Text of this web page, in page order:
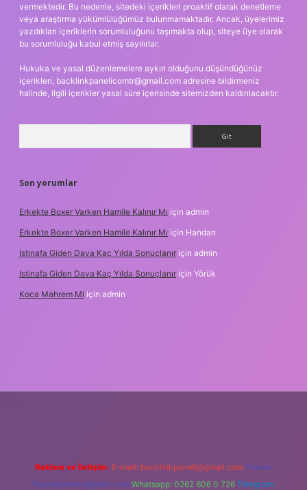
vermektedir. Bu nedenle, sitedeki içerikleri proaktif olarak denetleme
veya araştırma yükümlülüğümüz bulunmamaktadır. Ancak, üyelerimiz
yazdıkları içeriklerin sorumluluğunu taşımakta olup, siteye üye olarak
bu sorumluluğu kabul etmiş sayılırlar.
Hukuka ve yasal düzenlemelere aykırı olduğunu düşündüğünüz
içerikleri, backlinkpanelicomtr@gmail.com adresine bildirmeniz
halinde, ilgili içerikler yasal süre içerisinde sitemizden kaldırılacaktır.
Son yorumlar
Erkekte Boxer Varken Hamile Kalınır Mı için admin
Erkekte Boxer Varken Hamile Kalınır Mı için Handan
Istinafa Giden Dava Kaç Yılda Sonuçlanır için admin
Istinafa Giden Dava Kaç Yılda Sonuçlanır için Yörük
Koca Mahrem Mi için admin
Reklam ve İletişim: E-mail: backlinkpaneli@gmail.com Teams:
forumhizmeti@gmail.com Whatsapp: 0262 606 0 726 Telegram: